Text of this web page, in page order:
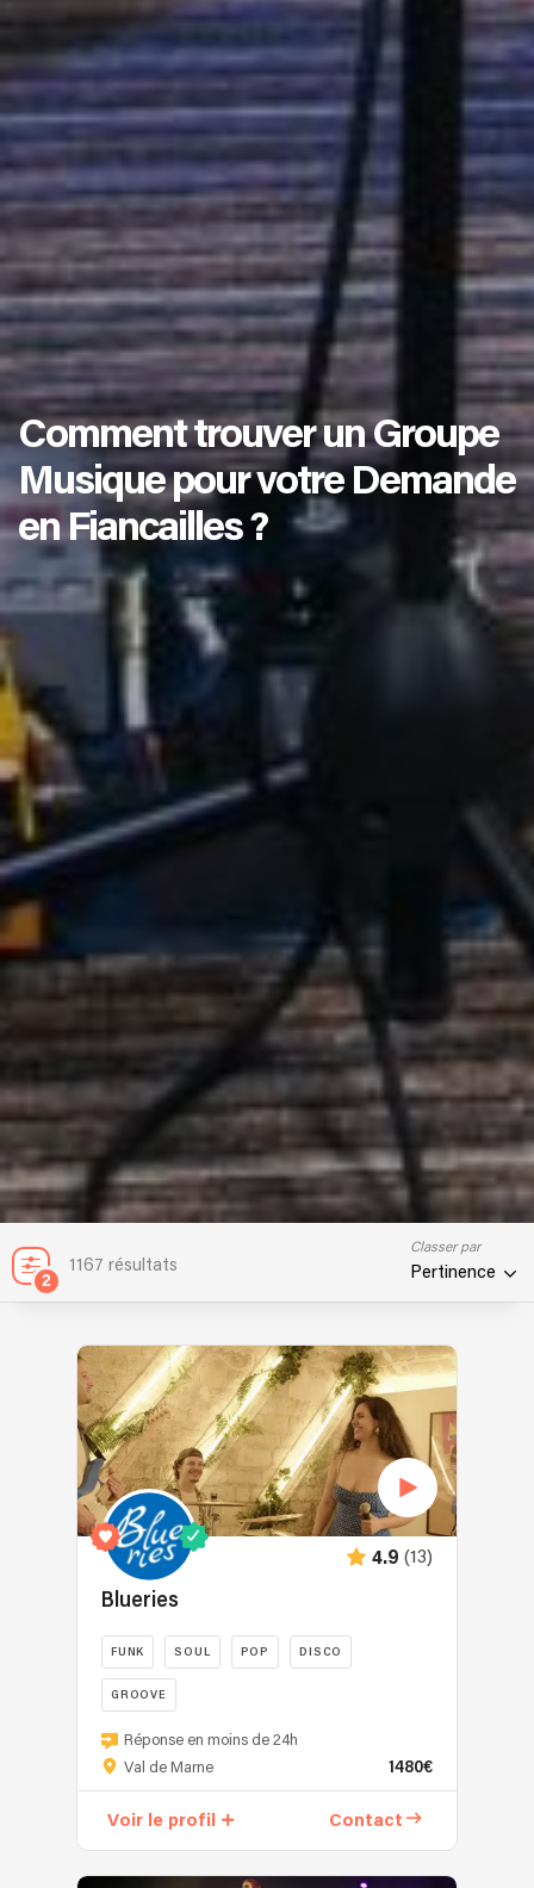
Comment trouver un Groupe
Musique pour votre Demande
en Fiancailles ?
2
1167 résultats
Classer par
Pertinence
4.9 (13)
Blueries
FUNK SOUL POP DISCO
GROOVE
Nous
sommes
groupe
Réponse en moins de 24h
Val de Marne
1480€
Voir le profil Contact